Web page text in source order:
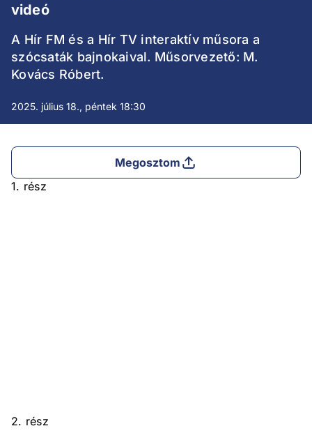
videó
A Hír FM és a Hír TV interaktív műsora a
szócsaták bajnokaival. Műsorvezető: M.
Kovács Róbert.
2025. július 18., péntek 18:30
Megosztom
1. rész
2. rész